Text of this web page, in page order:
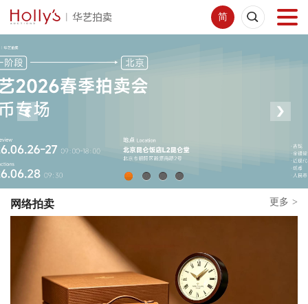
简
首页
拍卖预展
网络拍卖
服务指南
关于我们
网络拍卖 更多 >